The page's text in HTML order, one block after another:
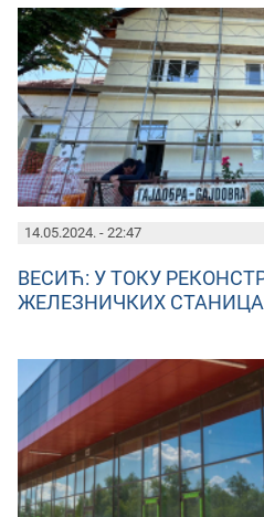
14.05.2024. - 22:47
ВЕСИЋ: У ТОКУ
ЖЕЛЕЗНИЧКИХ СТАНИЦА